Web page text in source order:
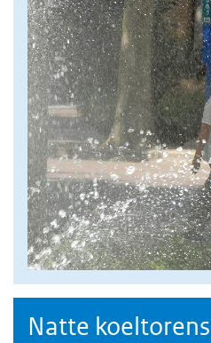
Natte